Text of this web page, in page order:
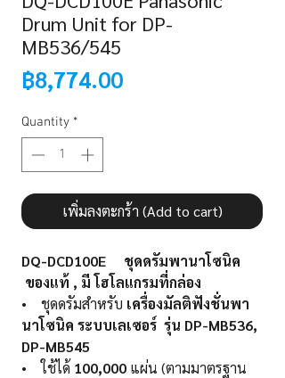
Drum Unit for DP-
MB536/545
฿8,774.00Price
Quantity *
เพิ่มลงตะกร้า (Add to cart)
DQ-DCD100E ชุดดรัมพานาโซนิค
ของแท้ , มี โฮโลแกรมที่กล่อง
• ชุดดรัมสำหรับ เครื่องมัลติฟังชั่นพา
นาโซนิค ระบบเลเซอร์ รุ่น DP-MB536,
DP-MB545
• ใช้ได้ 100,000 แผ่น (ตามมาตรฐาน